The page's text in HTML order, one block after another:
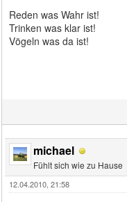
Reden was Wahr ist!
Trinken was klar ist!
Vögeln was da ist!
michael
Fühlt sich wie zu Hause
12.04.2010, 21:58